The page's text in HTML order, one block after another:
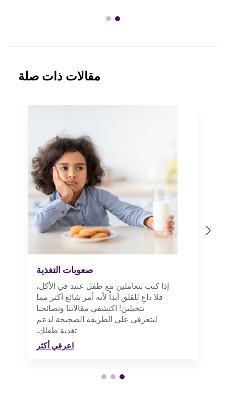
مقالات ذات صلة
Previous
صعوبات التغذية
إذا كنتِ تتعاملين مع طفل عنيد في الأكل،
فلا داعِ للقلق أبداً لأنه أمر شائع أكثر مما
تتخيلين! اكتشفي مقالاتنا ونصائحنا
لتتعرفي على الطريقة الصحيحة لدعم
تغذية طفلكِ.
اعرفي أكثر